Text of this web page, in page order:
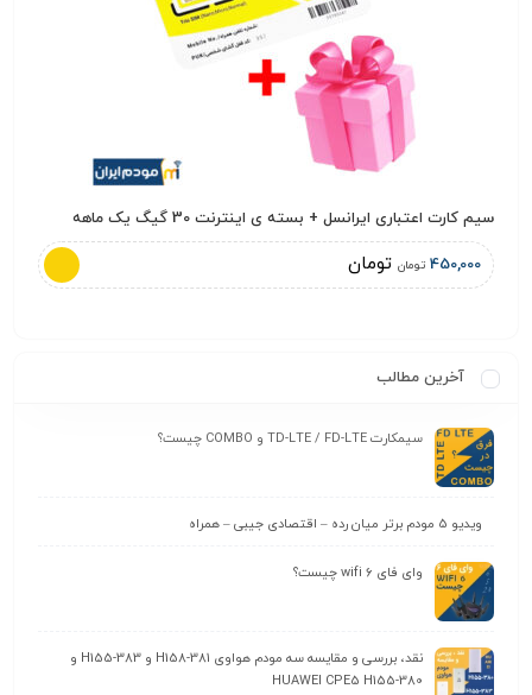
سیم کارت اعتباری ایرانسل + بسته ی اینترنت 30 گیگ یک ماهه
450,000 تومان تومان
آخرین مطالب
سیمکارت TD-LTE / FD-LTE و COMBO چیست؟
ویدیو 5 مودم برتر میان رده – اقتصادی جیبی – همراه
وای‌ فای wifi 6 چیست؟
نقد، بررسی و مقایسه سه مودم هواوی H158-381 و H155-383 و
HUAWEI CPE5 H155-380